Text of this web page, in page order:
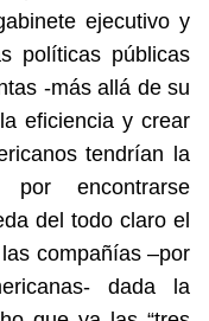
ejecutivo y
políticas públicas
-más allá de su
eficiencia y crear
tendrían la
encontrarse
del todo claro el
compañías –por
dada la